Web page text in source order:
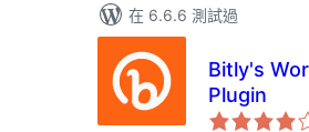
在 6.6.6 測試過
Bitly's
Plugin